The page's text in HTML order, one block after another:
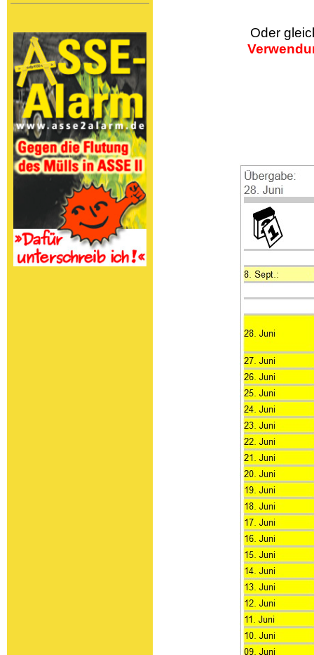
Oder